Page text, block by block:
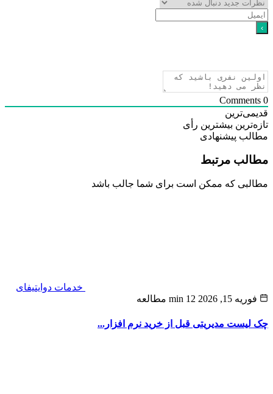
بیشترین رأی
پیشنهادی
مرتبط
که ممکن است برای شما جالب باشد
خدمات دوایتیفای
15, 2026
12 min مطالعه
مدیریتی قبل از خرید نرم‌ افزار...